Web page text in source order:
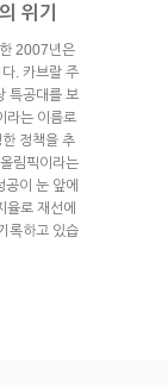
위기
2007년은
. 카브랄 주
특공대를 보
라는 이름로
정책을 추
림픽이라는
이 눈 앞에
로 재선에
록하고 있습